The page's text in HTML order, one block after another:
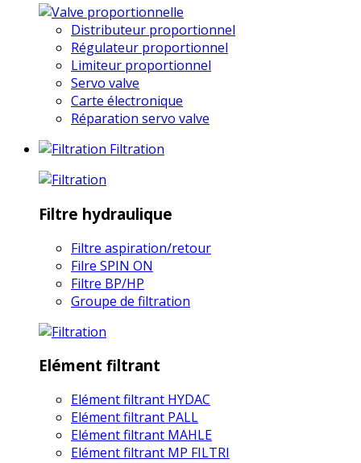
Distributeur proportionnel
Régulateur proportionnel
Limiteur proportionnel
Servo valve
Carte électronique
Réparation servo valve
Filtration
Filtre hydraulique
Filtre aspiration/retour
Filre SPIN ON
Filtre BP/HP
Groupe de filtration
Elément filtrant
Elément filtrant HYDAC
Elément filtrant PALL
Elément filtrant MAHLE
Elément filtrant MP FILTRI